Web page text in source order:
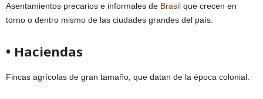
Asentamientos precarios e informales de Brasil que crecen en
torno o dentro mismo de las ciudades grandes del país.
• Haciendas
Fincas agrícolas de gran tamaño, que datan de la época colonial.